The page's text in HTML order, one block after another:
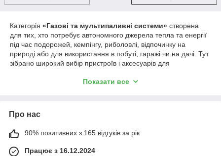
Категорія «Газові та мультипаливні системи» створена
для тих, хто потребує автономного джерела тепла та енергії
під час подорожей, кемпінгу, риболовлі, відпочинку на
природі або для використання в побуті, гаражі чи на дачі. Тут
зібрано широкий вибір пристроїв і аксесуарів для
Асортимент товарів
різної потужності та функціональності:
Пальники зп’єзопідпалом, що не потребують
Показати все
Про нас
90% позитивних з 165 відгуків за рік
Працює з 16.12.2024